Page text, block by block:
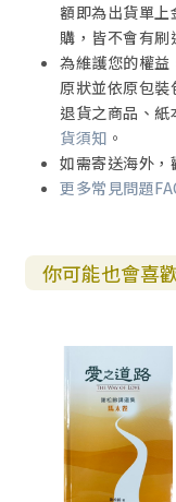
當神看見衣索比
得其門而入，在
近他身邊說：「
指教我，怎能明
利就開口從這經
5）
解經與講道的結
影響力的事奉者，
下許多講章，今日
己無關。講道絕
都能理解其中的
（例如：學習聽
天的眼光。而不
軸，菜單上的主
投完奉獻，接著等
額即為出貨單
購，皆不會有刷
為維護您的權益
原狀並依原包
退貨之商品、
貨須知 。
如需寄送海外，
更多常見問題
你可能也會喜